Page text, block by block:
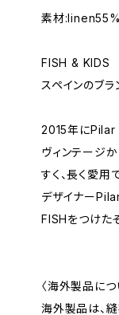
素材
FISH & KIDS
スペインのブラ
2015年にPilar
ヴィンテージ
すく、長く愛用
デザイナー
FISHをつけた
〈海外製品につ
海外製品は、